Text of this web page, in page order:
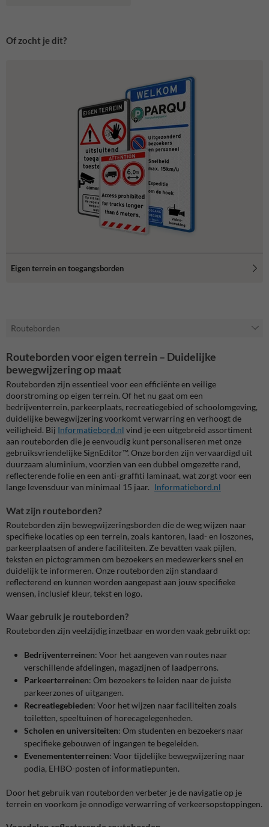
Of zocht je dit?
Eigen terrein en toegangsborden
Routeborden
Routeborden voor eigen terrein – Duidelijke
bewegwijzering op maat
Routeborden zijn essentieel voor een efficiënte en veilige
doorstroming op eigen terrein. Of het nu gaat om een
bedrijventerrein, parkeerplaats, recreatiegebied of schoolomgeving,
duidelijke bewegwijzering voorkomt verwarring en verhoogt de
veiligheid. Bij Informatiebord.nl vind je een uitgebreid assortiment
aan routeborden die je eenvoudig kunt personaliseren met onze
gebruiksvriendelijke SignEditor™. Onze borden zijn vervaardigd uit
duurzaam aluminium, voorzien van een dubbel omgezette rand,
reflecterende folie en een anti-graffiti laminaat, wat zorgt voor een
lange levensduur van minimaal 15 jaar. Informatiebord.nl
Wat zijn routeborden?
Routeborden zijn bewegwijzeringsborden die de weg wijzen naar
specifieke locaties op een terrein, zoals kantoren, laad- en loszones,
parkeerplaatsen of andere faciliteiten. Ze bevatten vaak pijlen,
teksten en pictogrammen om bezoekers en medewerkers snel en
duidelijk te informeren. Onze routeborden zijn standaard
reflecterend en kunnen worden aangepast aan jouw specifieke
wensen, inclusief kleur, tekst en logo.
Waar gebruik je routeborden?
Routeborden zijn veelzijdig inzetbaar en worden vaak gebruikt op:
Bedrijventerreinen: Voor het aangeven van routes naar
verschillende afdelingen, magazijnen of laadperrons.
Parkeerterreinen: Om bezoekers te leiden naar de juiste
parkeerzones of uitgangen.
Recreatiegebieden: Voor het wijzen naar faciliteiten zoals
toiletten, speeltuinen of horecagelegenheden.
Scholen en universiteiten: Om studenten en bezoekers naar
specifieke gebouwen of ingangen te begeleiden.
Evenemententerreinen: Voor tijdelijke bewegwijzering naar
podia, EHBO-posten of informatiepunten.
Door het gebruik van routeborden verbeter je de navigatie op je
terrein en voorkom je onnodige verwarring of verkeersopstoppingen.